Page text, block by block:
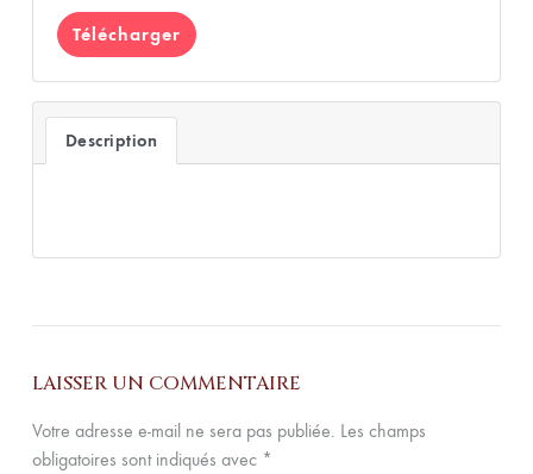
Télécharger
Description
LAISSER UN COMMENTAIRE
Votre adresse e-mail ne sera pas publiée. Les champs
obligatoires sont indiqués avec *